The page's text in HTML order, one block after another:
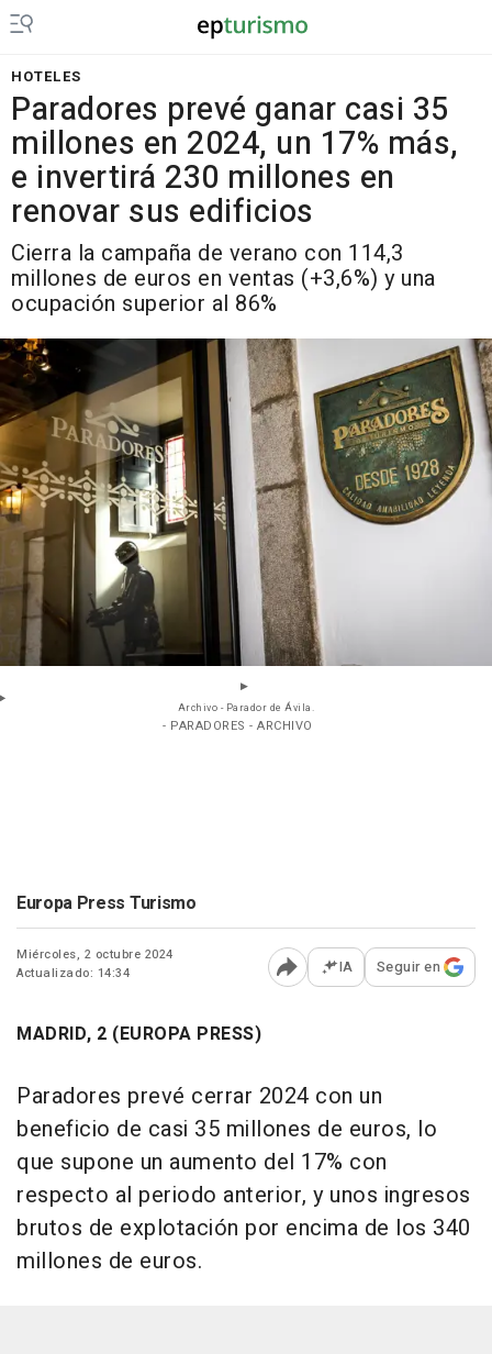
HOTELES
Paradores prevé ganar casi 35
millones en 2024, un 17% más,
e invertirá 230 millones en
renovar sus edificios
Cierra la campaña de verano con 114,3
millones de euros en ventas (+3,6%) y una
ocupación superior al 86%
Archivo - Parador de Ávila.
- PARADORES - ARCHIVO
Europa Press Turismo
Miércoles, 2 octubre 2024
Actualizado: 14:34
Abrir opciones para
IA Seguir en
MADRID, 2 (EUROPA PRESS)
Paradores prevé cerrar 2024 con un
beneficio de casi 35 millones de euros, lo
que supone un aumento del 17% con
respecto al periodo anterior, y unos ingresos
brutos de explotación por encima de los 340
millones de euros.